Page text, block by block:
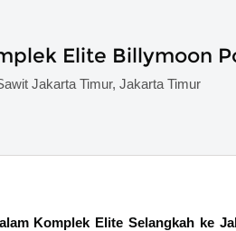
Elite Billymoon
Jakarta Timur, Jakarta Timur
Komplek Elite Selangkah ke